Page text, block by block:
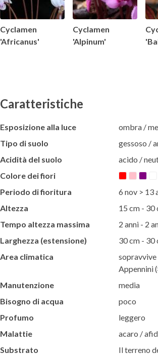
Cyclamen
'Africanus'
Cyclamen
'Alpinum'
Caratteristiche
Esposizione alla luce
ombra /
Tipo di suolo
gessoso /
Acidità del suolo
acido /
Colore dei fiori
Periodo di fioritura
6 nov > 13
Altezza
15 cm - 30
Tempo altezza massima
2 anni - 2
Larghezza (estensione)
30 cm - 30
Area climatica
sopravvive
Appennini
Manutenzione
media
Bisogno di acqua
poco
Profumo
leggero
Malattie
acaro /
Substrato
Il terreno